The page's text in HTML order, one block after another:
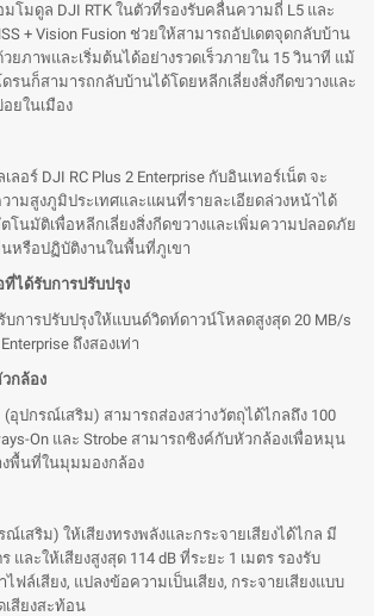
โมดูล DJI RTK ในตัวที่รองรับคลื่นความถี่ L5 และ
+ Vision Fusion ช่วยให้สามารถอัปเดตจุดกลับบ้าน
ยภาพและเริ่มต้นได้อย่างรวดเร็วภายใน 15 วินาที แม้
นก็สามารถกลับบ้านได้โดยหลีกเลี่ยงสิ่งกีดขวางและ
ยในเมือง
อร์ DJI RC Plus 2 Enterprise กับอินเทอร์เน็ต จะ
ามสูงภูมิประเทศและแผนที่รายละเอียดล่วงหน้าได้
โนมัติเพื่อหลีกเลี่ยงสิ่งกีดขวางและเพิ่มความปลอดภัย
หรือปฏิบัติงานในพื้นที่ภูเขา
ได้รับการปรับปรุง
การปรับปรุงให้แบนด์วิดท์ดาวน์โหลดสูงสุด 20 MB/s
ถึงสองเท่า
กล้อง
อุปกรณ์เสริม) สามารถส่องสว่างวัตถุได้ไกลถึง 100
On และ Strobe สามารถซิงค์กับหัวกล้องเพื่อหมุน
งพื้นที่ในมุมมองกล้อง
ณ์เสริม) ให้เสียงทรงพลังและกระจายเสียงได้ไกล มี
และให้เสียงสูงสุด 114 dB ที่ระยะ 1 เมตร รองรับ
ฟล์เสียง, แปลงข้อความเป็นเสียง, กระจายเสียงแบบ
เสียงสะท้อน